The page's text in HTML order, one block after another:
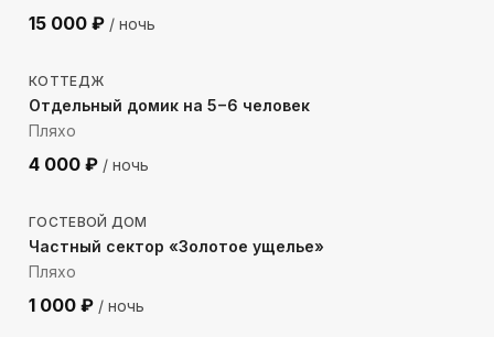
15 000 ₽ / ночь
1437м до моря
КОТТЕДЖ
Отдельный домик на 5−6 человек
Пляхо
4 000 ₽ / ночь
2339 м до моря
ГОСТЕВОЙ ДОМ
Частный сектор «Золотое ущелье»
Пляхо
1 000 ₽ / ночь
1442 м до моря